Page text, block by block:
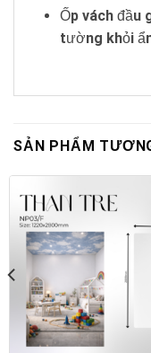
Ốp vách đầu
tường khỏi
SẢN PHẨM